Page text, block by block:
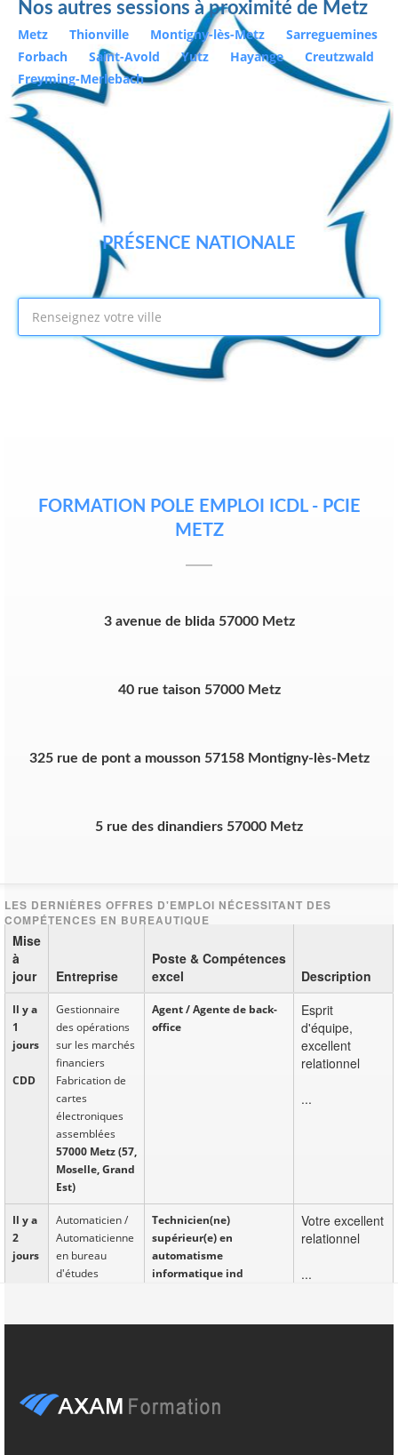
Nos autres sessions à proximité de Metz
Metz Thionville Montigny-lès-Metz
Sarreguemines
Forbach
Saint-Avold Yutz Hayange
Creutzwald
Freyming-Merlebach
PRÉSENCE NATIONALE
FORMATION POLE EMPLOI ICDL - PCIE
METZ
3 avenue de blida 57000 Metz
40 rue taison 57000 Metz
325 rue de pont a mousson 57158 Montigny-lès-Metz
5 rue des dinandiers 57000 Metz
Mise
à
jour
Entreprise
Poste & Compétences
excel
Description
Il y a
1
jours
CDD
Gestionnaire
des opérations
sur les marchés
financiers
Fabrication de
cartes
électroniques
assemblées
57000 Metz (57,
Moselle, Grand
Est)
Agent / Agente de back-
office
Esprit
d'équipe,
excellent
relationnel
...
Il y a
2
jours
Automaticien /
Automaticienne
en bureau
d'études
travail
Est)
Technicien(ne)
supérieur(e) en
automatisme
informatique ind
Votre excellent
relationnel
...